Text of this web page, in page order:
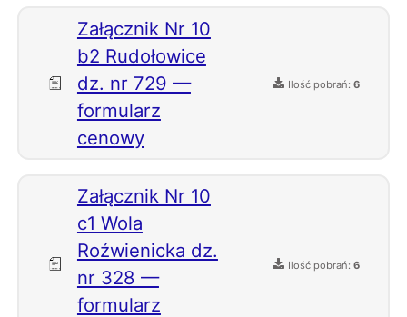
Załącznik Nr 10
b2 Rudołowice
dz. nr 729 —
formularz
cenowy
Ilość pobrań: 6
Załącznik Nr 10
c1 Wola
Roźwienicka dz.
nr 328 —
formularz
Ilość pobrań: 6